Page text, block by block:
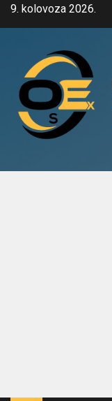
Skip9. kolovoza 2026.